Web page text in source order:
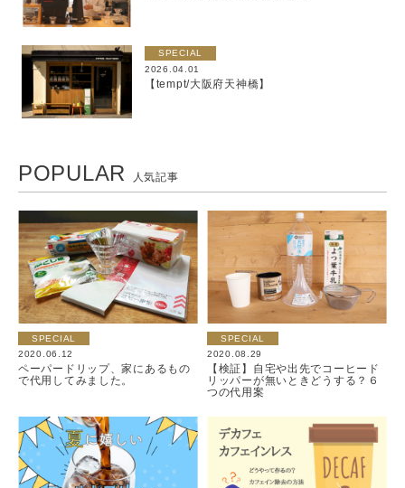
SPECIAL
2026.04.01
【tempt/大阪府天神橋】
POPULAR 人気記事
SPECIAL
2020.06.12
ペーパードリップ、家にあるもの
で代用してみました。
SPECIAL
2020.08.29
【検証】自宅や出先でコーヒード
リッパーが無いときどうする？６
つの代用案